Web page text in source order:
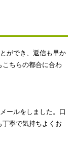
ができ、返信も早か
こちらの都合に合わ
ールをしました。口
寧で気持ちよくお